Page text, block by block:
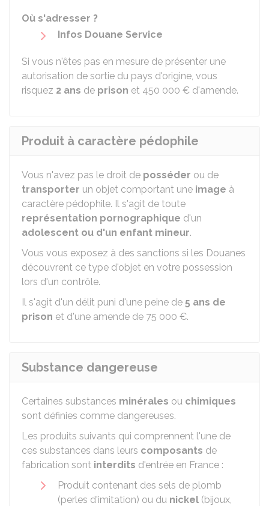
Où s'adresser ?
Infos Douane Service
Si vous n'êtes pas en mesure de présenter une
autorisation de sortie du pays d'origine, vous
risquez 2 ans de prison et 450 000 € d'amende.
Produit à caractère pédophile
Vous n'avez pas le droit de posséder ou de
transporter un objet comportant une image à
caractère pédophile. Il s'agit de toute
représentation pornographique d'un
adolescent ou d'un enfant mineur.
Vous vous exposez à des sanctions si les Douanes
découvrent ce type d'objet en votre possession
lors d'un contrôle.
Il s'agit d'un délit puni d'une peine de 5 ans de
prison et d'une amende de 75 000 €.
Substance dangereuse
Certaines substances minérales ou chimiques
sont définies comme dangereuses.
Les produits suivants qui comprennent l'une de
ces substances dans leurs composants de
fabrication sont interdits d'entrée en France :
Produit contenant des sels de plomb
(perles d'imitation) ou du nickel (bijoux,